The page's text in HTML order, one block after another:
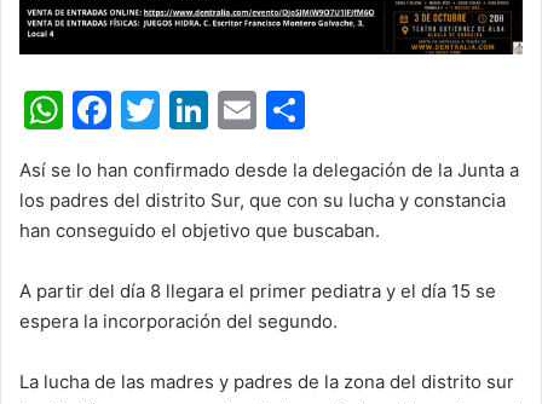
W
at
s
p
p
F
c
e
o
o
k
T
itt
er
Li
k
e
n
E
ai
l
m
p
tir
Así se lo han confirmado desde la delegación de la Junta a
los padres del distrito Sur, que con su lucha y constancia
han conseguido el objetivo que buscaban.
A partir del día 8 llegara el primer pediatra y el día 15 se
espera la incorporación del segundo.
La lucha de las madres y padres de la zona del distrito sur